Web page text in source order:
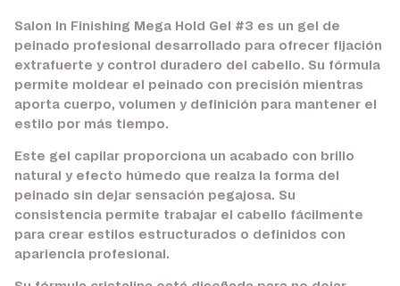
Salon In Finishing Mega Hold Gel #3 es un gel de
peinado profesional desarrollado para ofrecer fijación
extrafuerte y control duradero del cabello. Su fórmula
permite moldear el peinado con precisión mientras
aporta cuerpo, volumen y definición para mantener el
estilo por más tiempo.
Este gel capilar proporciona un acabado con brillo
natural y efecto húmedo que realza la forma del
peinado sin dejar sensación pegajosa. Su
consistencia permite trabajar el cabello fácilmente
para crear estilos estructurados o definidos con
apariencia profesional.